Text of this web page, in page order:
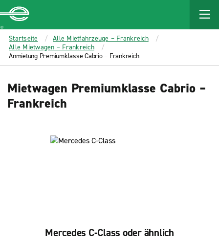
MAIN
CONTENT
Enterprise
Startseite
Alle Mietfahrzeuge – Frankreich
Alle Mietwagen – Frankreich
Anmietung Premiumklasse Cabrio – Frankreich
Mietwagen Premiumklasse Cabrio –
Frankreich
Mercedes C-Class oder ähnlich